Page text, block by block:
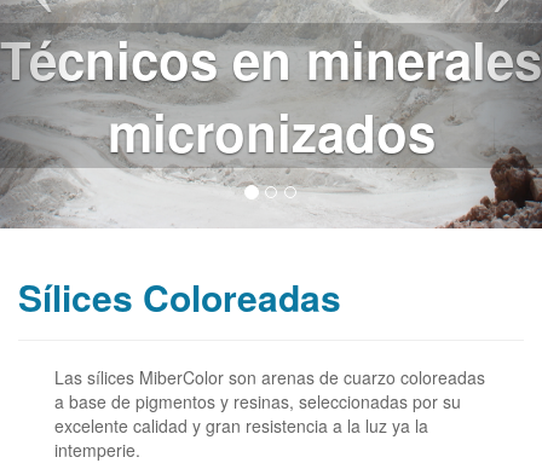
Minerales blancos
para la industria
Sílices Coloreadas
Las sílices MiberColor son arenas de cuarzo coloreadas
a base de pigmentos y resinas, seleccionadas por su
excelente calidad y gran resistencia a la luz ya la
intemperie.